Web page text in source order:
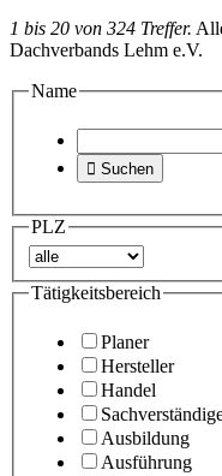
1 bis 20 von 324 Treffer.
Dachverbands Lehm e.V.
Name
 Suchen
PLZ
Tätigkeitsbereich
Planer
Hersteller
Handel
Ausbildung
Ausführung